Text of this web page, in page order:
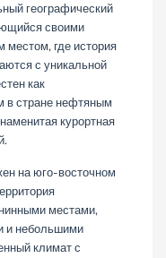
географический
своими
местом, где история
с уникальной
как
в стране нефтяным
курортная
на юго-восточном
местами,
и небольшими
климат с